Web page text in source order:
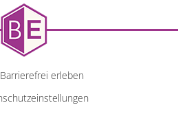
erleben